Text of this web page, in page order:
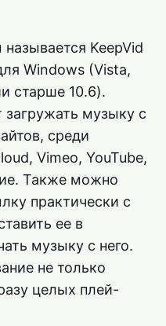
KeepVid
Windows (Vista,
старше 10.6).
загружать музыку с
среди
Vimeo, YouTube,
Также можно
практически с
ее в
музыку с него.
не только
целых плей-